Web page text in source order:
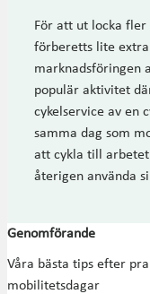
För att ut locka
förberetts lite extra
marknadsföringen
populär aktivitet
cykelservice av en
samma dag som
att cykla till
återigen använda
Genomförande
Våra bästa tips efter
mobilitetsdagar